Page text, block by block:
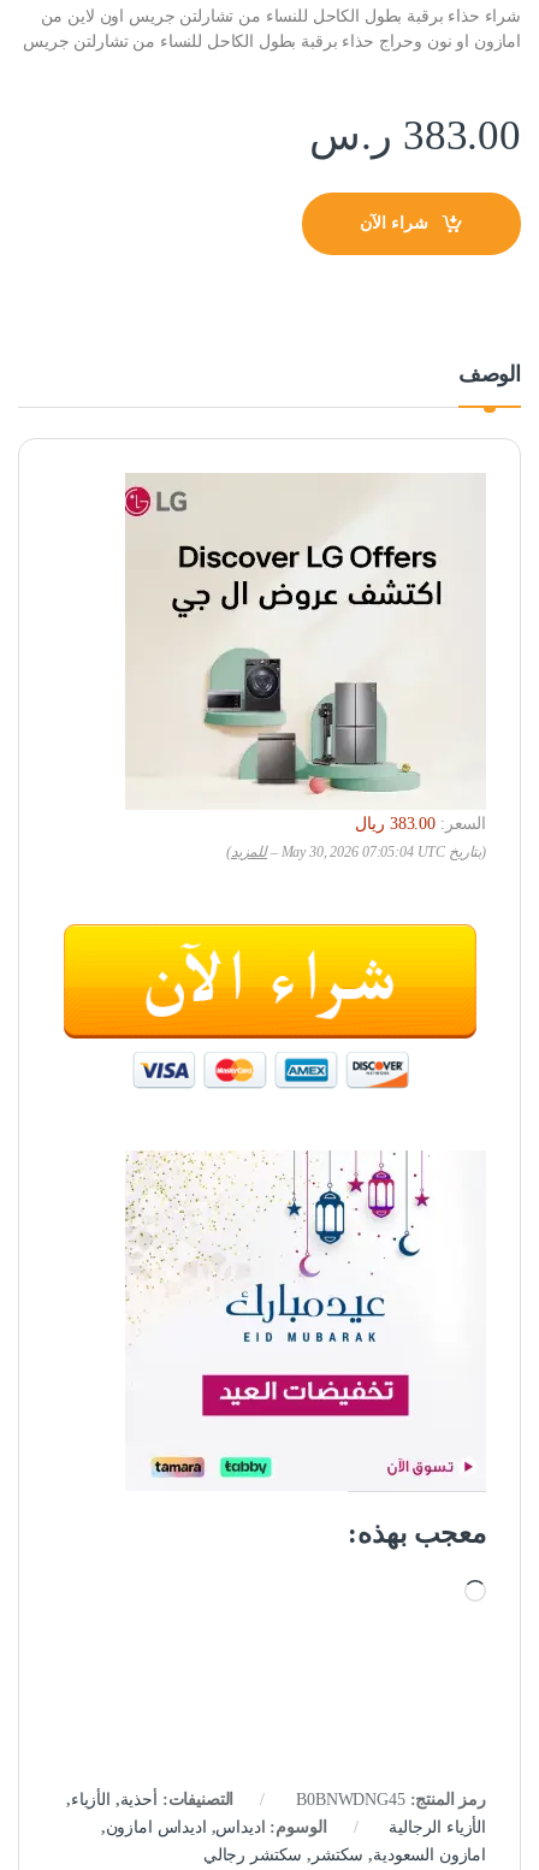
شراء حذاء برقبة بطول الكاحل للنساء من تشارلتن جريس اون لاين من
امازون او نون وحراج حذاء برقبة بطول الكاحل للنساء من تشارلتن جريس
383.00 ر.س
شراء الآن
الوصف
السعر:
‏383.00 ريال
(بتاريخ May 30, 2026 07:05:04 UTC – للمزيد)
معجب بهذه:
جاري التحميل…
رمز المنتج:B0BNWDNG45 التصنيفات: أحذية, الأزياء,
الأزياء الرجالية
الوسوم: اديداس, اديداس امازون,
امازون السعودية, سكتشر , سكتشر رجالي